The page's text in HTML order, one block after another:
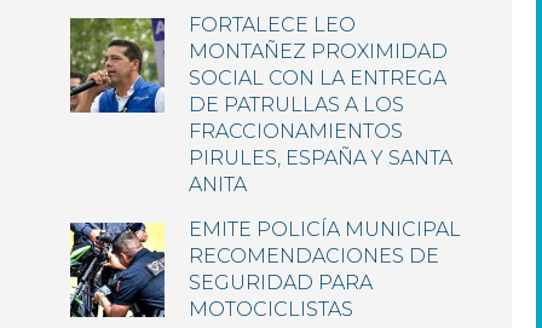
FORTALECE LEO
MONTAÑEZ PROXIMIDAD
SOCIAL CON LA ENTREGA
DE PATRULLAS A LOS
FRACCIONAMIENTOS
PIRULES, ESPAÑA Y SANTA
ANITA
EMITE POLICÍA MUNICIPAL
RECOMENDACIONES DE
SEGURIDAD PARA
MOTOCICLISTAS